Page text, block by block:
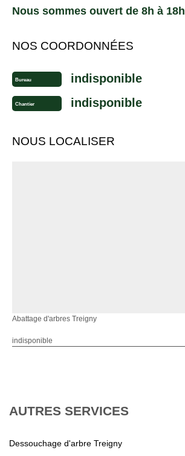
Nous sommes ouvert de 8h à 18h
NOS COORDONNÉES
Bureau indisponible
Chantier indisponible
NOUS LOCALISER
Abattage d'arbres Treigny
indisponible
AUTRES SERVICES
Dessouchage d'arbre Treigny